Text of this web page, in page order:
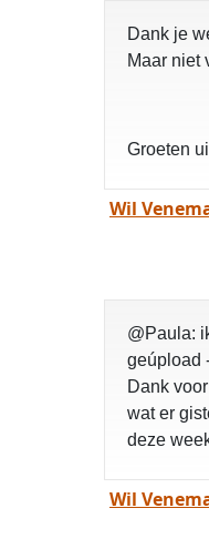
Dank je
Maar niet
Groeten
Wil
@Paula:
geúpload
Dank
wat er
deze
Wil